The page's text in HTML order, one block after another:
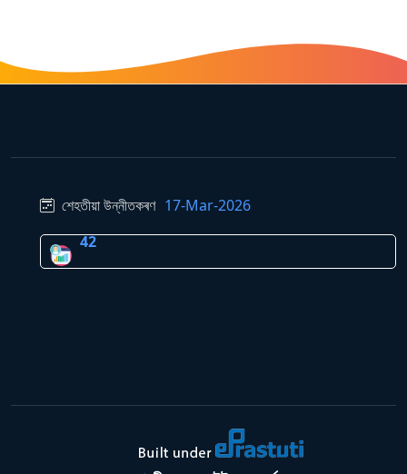
শেহতীয়া উন্নীতকৰণ 17-Mar-2026
42